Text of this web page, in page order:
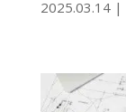
2025.03.14|